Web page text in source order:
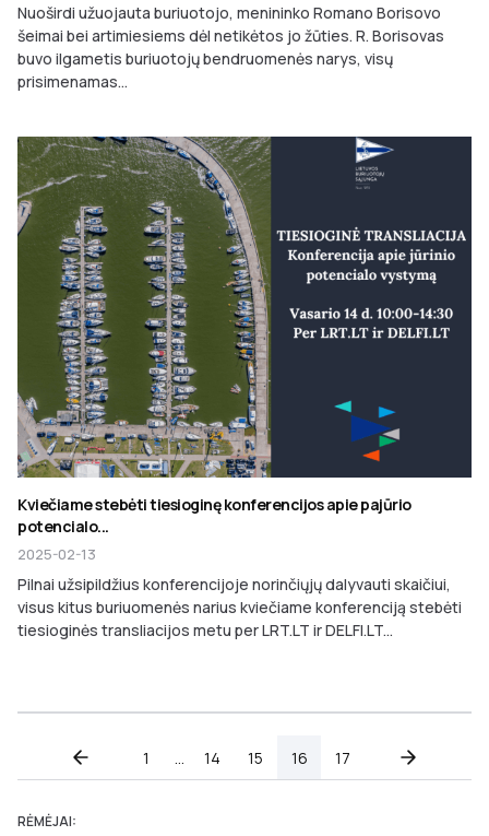
Nuoširdi užuojauta buriuotojo, menininko Romano Borisovo
šeimai bei artimiesiems dėl netikėtos jo žūties. R. Borisovas
buvo ilgametis buriuotojų bendruomenės narys, visų
prisimenamas...
Kviečiame stebėti tiesioginę konferencijos apie pajūrio
potencialo...
2025-02-13
Pilnai užsipildžius konferencijoje norinčiųjų dalyvauti skaičiui,
visus kitus buriuomenės narius kviečiame konferenciją stebėti
tiesioginės transliacijos metu per LRT.LT ir DELFI.LT...
Posts
pagination
1 14 15 16 17
RĖMĖJAI: